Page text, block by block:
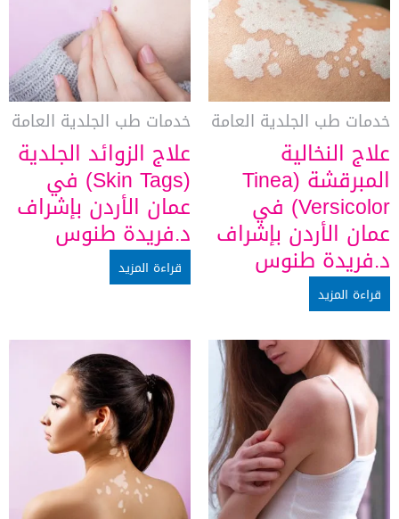
خدمات طب الجلدية العامة
علاج النخالية
المبرقشة (Tinea
Versicolor) في
عمان الأردن بإشراف
د.فريدة طنوس
قراءة المزيد
خدمات طب الجلدية العامة
علاج الزوائد الجلدية
(Skin Tags) في
عمان الأردن بإشراف
د.فريدة طنوس
قراءة المزيد